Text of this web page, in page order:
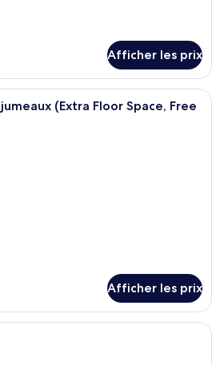
Afficher les prix
Une chambre d’hôtel avec deux
(Extra Floor Space, Free
Afficher les prix